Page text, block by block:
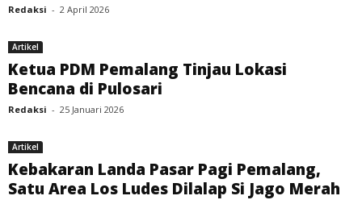
Redaksi - 2 April 2026
Artikel
Ketua PDM Pemalang Tinjau Lokasi
Bencana di Pulosari
Redaksi - 25 Januari 2026
Artikel
Kebakaran Landa Pasar Pagi Pemalang,
Satu Area Los Ludes Dilalap Si Jago Merah